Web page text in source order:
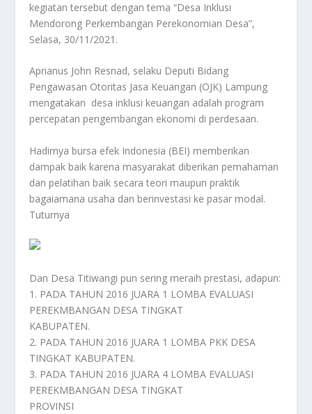
kegiatan tersebut dengan tema “Desa Inklusi
Mendorong Perkembangan Perekonomian Desa”,
Selasa, 30/11/2021.
Aprianus John Resnad, selaku Deputi Bidang
Pengawasan Otoritas Jasa Keuangan (OJK) Lampung
mengatakan desa inklusi keuangan adalah program
percepatan pengembangan ekonomi di perdesaan.
Hadirnya bursa efek Indonesia (BEI) memberikan
dampak baik karena masyarakat diberikan pemahaman
dan pelatihan baik secara teori maupun praktik
bagaiamana usaha dan berinvestasi ke pasar modal.
Tuturnya
Dan Desa Titiwangi pun sering meraih prestasi, adapun:
1. PADA TAHUN 2016 JUARA 1 LOMBA EVALUASI
PEREKMBANGAN DESA TINGKAT
KABUPATEN.
2. PADA TAHUN 2016 JUARA 1 LOMBA PKK DESA
TINGKAT KABUPATEN.
3. PADA TAHUN 2016 JUARA 4 LOMBA EVALUASI
PEREKMBANGAN DESA TINGKAT
PROVINSI